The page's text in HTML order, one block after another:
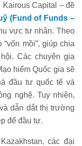
Kairous Capital – đề
(Fund of Funds –
vực tư nhân. Theo
mồi”, giúp chia
Các chuyên gia
hiểm Quốc gia sẽ
đầu tư quốc tế và
nghệ. Tuy nhiên,
dẫn dắt thị trường
để đầu tư.
các đại